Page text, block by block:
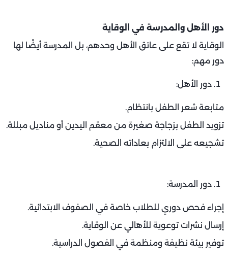
دور الأهل والمدرسة في الوقاية
الوقاية لا تقع على عاتق الأهل وحدهم، بل المدرسة أيضًا لها
دور مهم:
دور الأهل:
متابعة شعر الطفل بانتظام.
تزويد الطفل بزجاجة صغيرة من معقم اليدين أو مناديل مبللة.
تشجيعه على الالتزام بعاداته الصحية.
دور المدرسة:
إجراء فحص دوري للطلاب خاصة في الصفوف الابتدائية.
إرسال نشرات توعوية للأهالي عن الوقاية.
توفير بيئة نظيفة ومنظمة في الفصول الدراسية.